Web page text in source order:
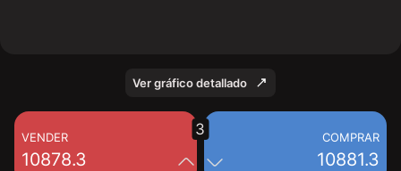
Ver gráfico detallado
VENDER
10878.3
COMPRAR
10881.3
3